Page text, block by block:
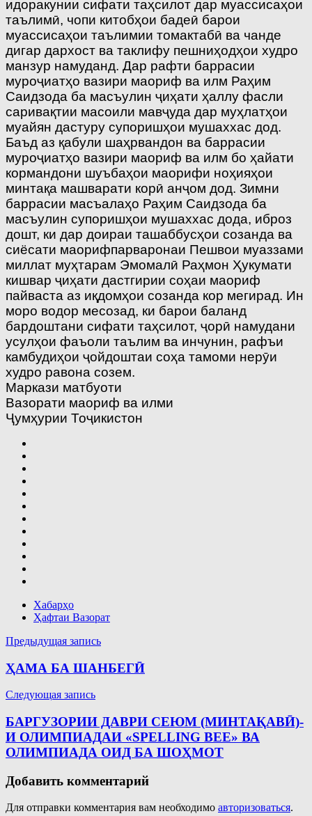
идоракунии сифати таҳсилот дар муассисаҳои
таълимӣ, чопи китобҳои бадеӣ барои
муассисаҳои таълимии томактабӣ ва чанде
дигар дархост ва таклифу пешниҳодҳои худро
манзур намуданд. Дар рафти баррасии
муроҷиатҳо вазири маориф ва илм Раҳим
Саидзода ба масъулин ҷиҳати ҳаллу фасли
саривақтии масоили мавҷуда дар муҳлатҳои
муайян дастуру супоришҳои мушаххас дод.
Баъд аз қабули шаҳрвандон ва баррасии
муроҷиатҳо вазири маориф ва илм бо ҳайати
кормандони шуъбаҳои маорифи ноҳияҳои
минтақа машварати корӣ анҷом дод. Зимни
баррасии масъалаҳо Раҳим Саидзода ба
масъулин супоришҳои мушаххас дода, иброз
дошт, ки дар доираи ташаббусҳои созанда ва
сиёсати маорифпарваронаи Пешвои муаззами
миллат муҳтарам Эмомалӣ Раҳмон Ҳукумати
кишвар ҷиҳати дастгирии соҳаи маориф
пайваста аз иқдомҳои созанда кор мегирад. Ин
моро водор месозад, ки барои баланд
бардоштани сифати таҳсилот, ҷорӣ намудани
усулҳои фаъоли таълим ва инчунин, рафъи
камбудиҳои ҷойдоштаи соҳа тамоми нерӯи
худро равона созем.
Маркази матбуоти
Вазорати маориф ва илми
Ҷумҳурии Тоҷикистон
Хабарҳо
Ҳафтаи Вазорат
Навигация
по
записям
Предыдущая запись
ҲАМА БА ШАНБЕГӢ
Следующая запись
БАРГУЗОРИИ ДАВРИ СЕЮМ (МИНТАҚАВӢ)-
И ОЛИМПИАДАИ «SPELLING BEE» ВА
ОЛИМПИАДА ОИД БА ШОҲМОТ
Добавить комментарий
Для отправки комментария вам необходимо авторизоваться.